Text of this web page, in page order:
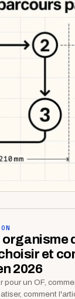
organisme
et
2026
pour un OF,
comment